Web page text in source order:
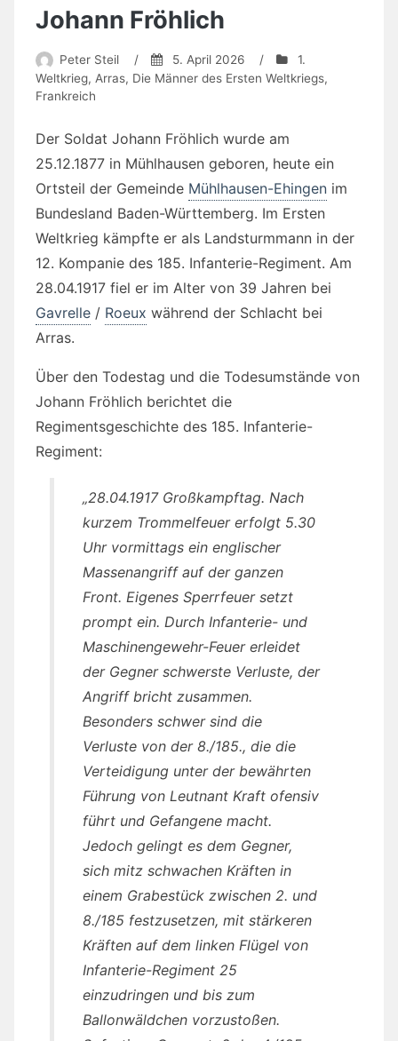
Johann Fröhlich
Peter Steil / 5. April 2026 /
1.
Weltkrieg, Arras, Die Männer des Ersten Weltkriegs,
Frankreich
Der Soldat Johann Fröhlich wurde am
25.12.1877 in Mühlhausen geboren, heute ein
Ortsteil der Gemeinde Mühlhausen-Ehingen im
Bundesland Baden-Württemberg. Im Ersten
Weltkrieg kämpfte er als Landsturmmann in der
12. Kompanie des 185. Infanterie-Regiment. Am
28.04.1917 fiel er im Alter von 39 Jahren bei
Gavrelle / Roeux während der Schlacht bei
Arras.
Über den Todestag und die Todesumstände von
Johann Fröhlich berichtet die
Regimentsgeschichte des 185. Infanterie-
Regiment:
„28.04.1917 Großkampftag. Nach
kurzem Trommelfeuer erfolgt 5.30
Uhr vormittags ein englischer
Massenangriff auf der ganzen
Front. Eigenes Sperrfeuer setzt
prompt ein. Durch Infanterie- und
Maschinengewehr-Feuer erleidet
der Gegner schwerste Verluste, der
Angriff bricht zusammen.
Besonders schwer sind die
Verluste von der 8./185., die die
Verteidigung unter der bewährten
Führung von Leutnant Kraft ofensiv
führt und Gefangene macht.
Jedoch gelingt es dem Gegner,
sich mitz schwachen Kräften in
einem Grabestück zwischen 2. und
8./185 festzusetzen, mit stärkeren
Kräften auf dem linken Flügel von
Infanterie-Regiment 25
einzudringen und bis zum
Ballonwäldchen vorzustoßen.